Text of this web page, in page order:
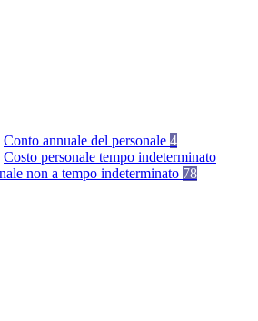
Conto annuale del personale 4
Costo personale tempo indeterminato
non a tempo indeterminato 78